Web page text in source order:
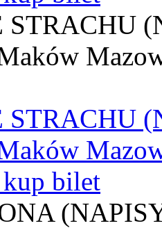
STRACHU
STRACHU
kup bilet